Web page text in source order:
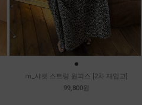
●
m_샤벳 스트링 원피스 [2차 재입고]
99,800원